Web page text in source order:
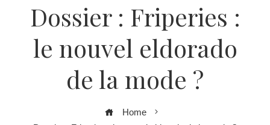
Dossier : Friperies :
le nouvel eldorado
de la mode ?
Home